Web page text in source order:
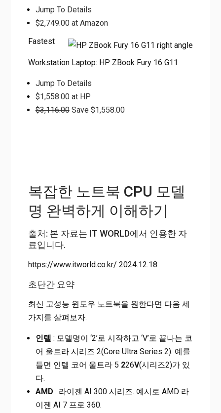
Jump To Details
$2,749.00 at Amazon
Fastest
Workstation Laptop: HP ZBook Fury 16 G11
Jump To Details
$1,558.00 at HP
$3,116.00Save $1,558.00
복잡한 노트북 CPU 모델
명 완벽하게 이해하기
출처: 본 자료는 IT WORLD에서 인용한 자
료입니다.
https://www.itworld.co.kr/ 2024.12.18
초단간 요약
최신 고성능 윈도우 노트북을 원한다면 다음 세
가지를 살펴보자.
인텔 : 모델명이 ‘2’로 시작하고 ‘V’로 끝나는 코
어 울트라 시리즈 2(Core Ultra Series 2). 예를
들면 인텔 코어 울트라 5 226V(시리즈2)가 있
다.
AMD : 라이젠 AI 300 시리즈. 예시로 AMD 라
이젠 AI 7 프로 360.